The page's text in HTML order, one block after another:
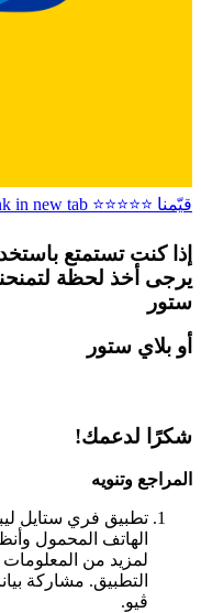
قيّمنا ⭐️⭐️⭐️⭐️⭐️ in new tab
إذا كنت تستمتع
يرجى أخذ لحظة
ستور
أو بلاي ستور
شكرًا لدعمك!
المراجع وتنويه
الهاتف المحمول
لمزيد من
التطبيق. مشاركة
ڤيو.